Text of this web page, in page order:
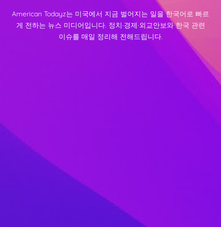
American Todayz는 미국에서 지금 벌어지는 일을 한국어로 빠르
게 전하는 뉴스 미디어입니다. 정치·경제·외교안보와 한국 관련
이슈를 매일 정리해 전해드립니다.